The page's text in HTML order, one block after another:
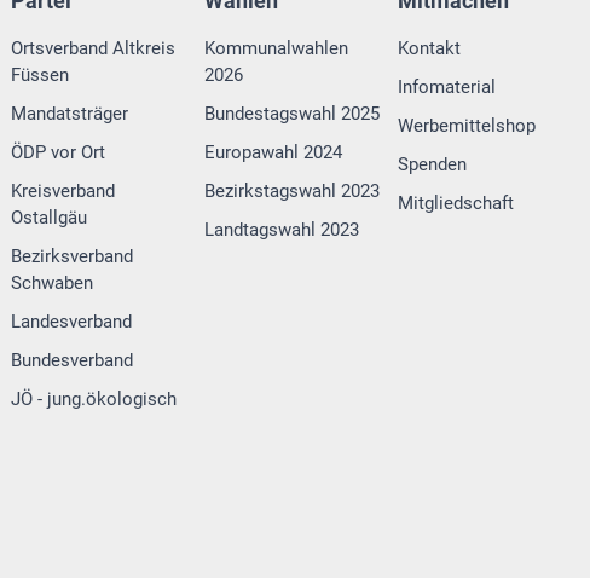
Ortsverband Altkreis
Füssen
Mandatsträger
ÖDP vor Ort
Kreisverband
Ostallgäu
Bezirksverband
Schwaben
Landesverband
Bundesverband
JÖ - jung.ökologisch
Kommunalwahlen
2026
Bundestagswahl 2025
Europawahl 2024
Bezirkstagswahl 2023
Landtagswahl 2023
Kontakt
Infomaterial
Werbemittelshop
Spenden
Mitgliedschaft